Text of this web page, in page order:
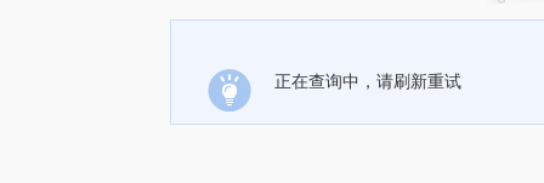
正在查询中，请刷新重试